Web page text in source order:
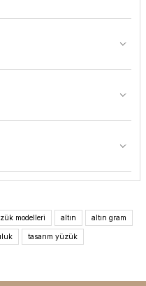
modelleri altın altın gram
tasarım yüzük